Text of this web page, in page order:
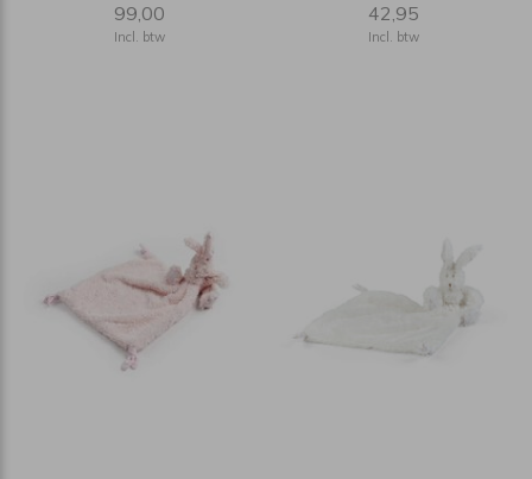
99,00
Incl. btw
42,95
Incl. btw